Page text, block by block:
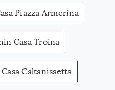
Piazza Armerina
Casa Troina
Caltanissetta